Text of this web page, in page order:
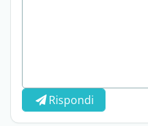
Rispondi